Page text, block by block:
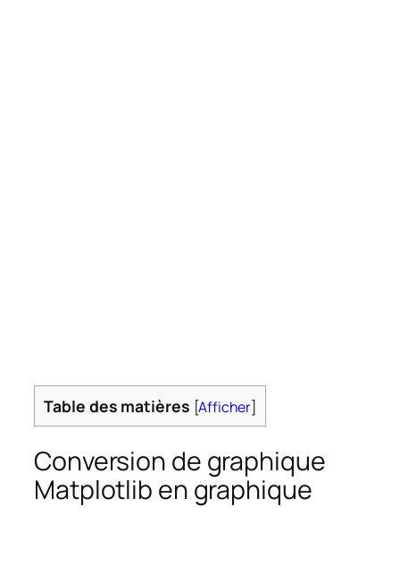
Table des matières [Afficher]
Conversion de graphique
Matplotlib en graphique